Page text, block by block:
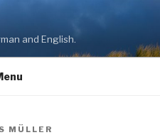
and English.
MÜLLER